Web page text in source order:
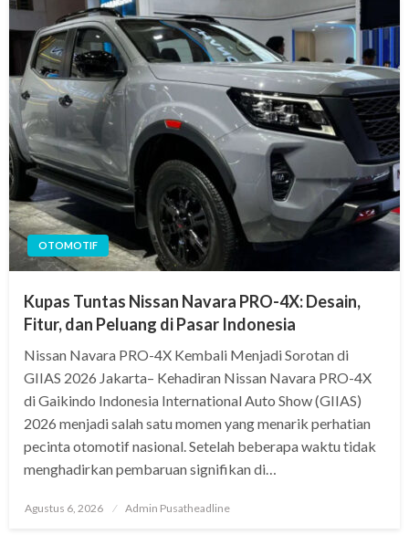
OTOMOTIF
Kupas Tuntas Nissan Navara PRO-4X: Desain,
Fitur, dan Peluang di Pasar Indonesia
Nissan Navara PRO-4X Kembali Menjadi Sorotan di
GIIAS 2026 Jakarta– Kehadiran Nissan Navara PRO-4X
di Gaikindo Indonesia International Auto Show (GIIAS)
2026 menjadi salah satu momen yang menarik perhatian
pecinta otomotif nasional. Setelah beberapa waktu tidak
menghadirkan pembaruan signifikan di…
Posted
Agustus 6, 2026 Admin Pusatheadline